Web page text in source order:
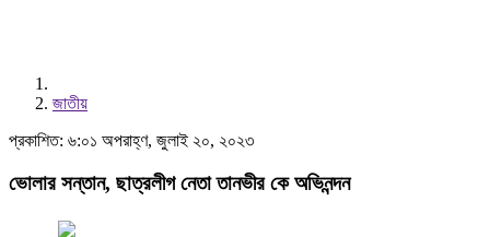
জাতীয়
প্রকাশিত: ৬:০১ অপরাহ্ণ, জুলাই ২০, ২০২৩
ভোলার সন্তান, ছাত্রলীগ নেতা তানভীর কে অভিনন্দন